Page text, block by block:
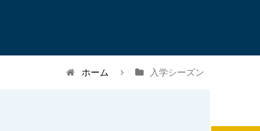
ホーム 入学シーズン